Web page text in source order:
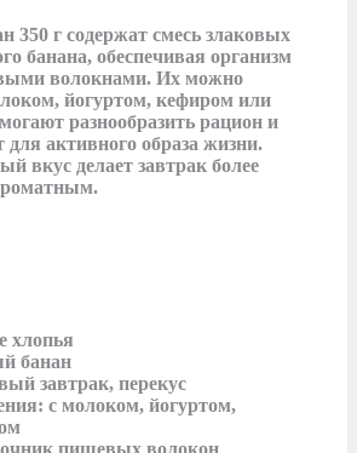
г содержат смесь злаковых
банана, обеспечивая организм
волокнами. Их можно
йогуртом, кефиром или
разнообразить рацион и
для активного образа жизни.
вкус делает завтрак более
хлопья
банан
завтрак, перекус
с молоком, йогуртом,
пищевых волокон